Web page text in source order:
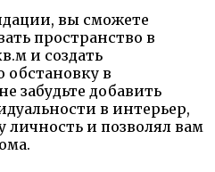
вы сможете
пространство в
и создать
в
забудьте добавить
в интерьер,
и позволял вам